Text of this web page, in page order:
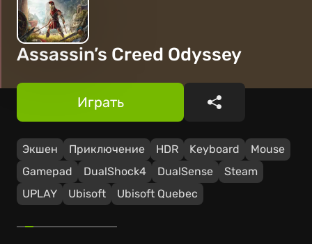
Assassin’s Creed Odyssey
Экшен Приключение HDR Keyboard
Mouse
Gamepad
DualShock4 DualSense
Steam
UPLAY
Ubisoft Ubisoft Quebec
Играть Поделиться